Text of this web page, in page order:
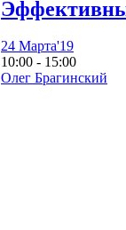
24 Марта'19
10:00 - 15:00
Олег Брагинский